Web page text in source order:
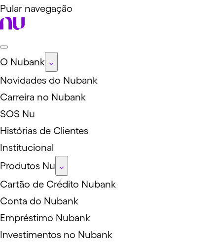
Pular navegação
O Nubank
Novidades do Nubank
Carreira no Nubank
SOS Nu
Histórias de Clientes
Institucional
Produtos Nu
Cartão de Crédito Nubank
Conta do Nubank
Empréstimo Nubank
Investimentos no Nubank